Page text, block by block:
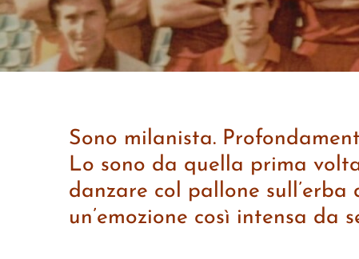
Sono milanista. P
Lo sono da quella prima
danzare col pallone sull’erba
un’emozione così intensa